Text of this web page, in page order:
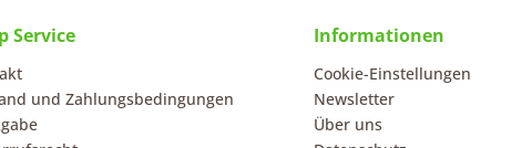
Service
und Zahlungsbedingungen
Informationen
Cookie-Einstellungen
Newsletter
Über uns